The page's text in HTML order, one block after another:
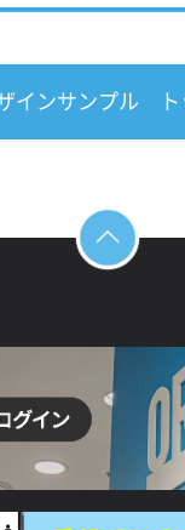
インサンプル ト